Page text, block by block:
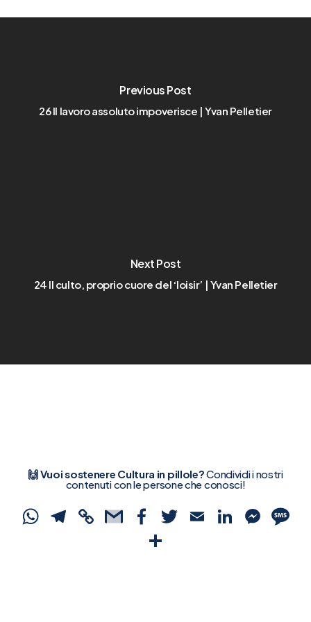
Previous Post
26 Il lavoro assoluto impoverisce | Yvan Pelletier
Next Post
24 Il culto, proprio cuore del ‘loisir’ | Yvan Pelletier
🙌 Vuoi sostenere Cultura in pillole?Condividi i nostri
contenuti con le persone che conosci!
WhatsApp
Telegram
CopyGmailFacebook
Twitter
Email